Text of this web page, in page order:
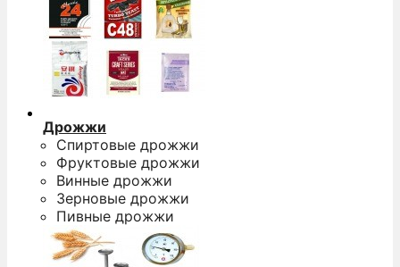
Дрожжи
Спиртовые дрожжи
Фруктовые дрожжи
Винные дрожжи
Зерновые дрожжи
Пивные дрожжи